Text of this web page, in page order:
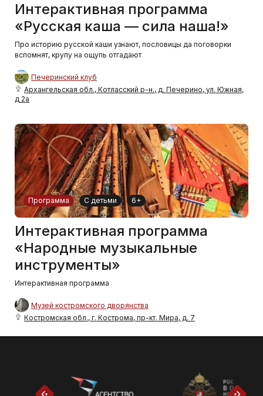
Интерактивная программа
«Русская каша — сила наша!»
Про историю русской каши узнают, пословицы да поговорки
вспомнят, крупу на ощупь отгадают
Печеринский клуб
Архангельская обл., Котласский р-н., д. Печерино, ул. Южная,
д 2а
Программа С детьми 6+
Интерактивная программа
«Народные музыкальные
инструменты»
Интерактивная программа
Музей костромского дворянства
Костромская обл., г. Кострома, пр-кт. Мира, д. 7